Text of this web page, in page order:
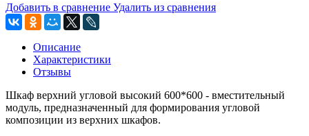
Добавить в сравнение Удалить из сравнения
Описание
Характеристики
Отзывы
Шкаф верхний угловой высокий 600*600 - вместительный
модуль, предназначенный для формирования угловой
композиции из верхних шкафов.